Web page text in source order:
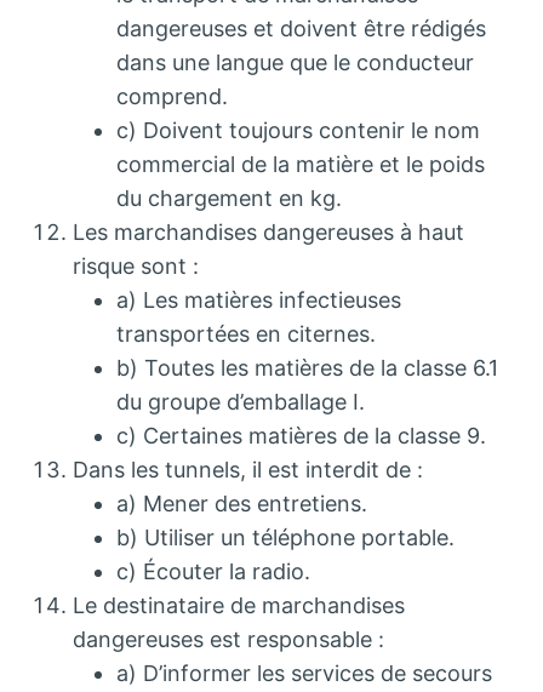
dangereuses et doivent être rédigés
dans une langue que le conducteur
comprend.
c) Doivent toujours contenir le nom
commercial de la matière et le poids
du chargement en kg.
Les marchandises dangereuses à haut
risque sont :
a) Les matières infectieuses
transportées en citernes.
b) Toutes les matières de la classe 6.1
du groupe d’emballage I.
c) Certaines matières de la classe 9.
Dans les tunnels, il est interdit de :
a) Mener des entretiens.
b) Utiliser un téléphone portable.
c) Écouter la radio.
Le destinataire de marchandises
dangereuses est responsable :
a) D’informer les services de secours